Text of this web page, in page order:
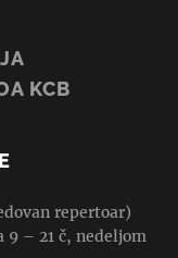
KCB
repertoar)
9 – 21 č, nedeljom